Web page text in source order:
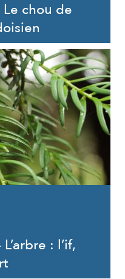
chou de
: l’if,